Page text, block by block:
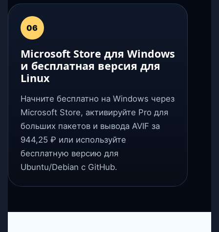
06
Microsoft Store для Windows
и бесплатная версия для
Linux
Начните бесплатно на Windows через
Microsoft Store, активируйте Pro для
больших пакетов и вывода AVIF за
944,25 ₽ или используйте
бесплатную версию для
Ubuntu/Debian с GitHub.